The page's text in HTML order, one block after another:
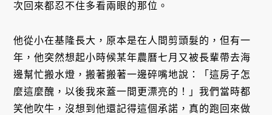
次回來都忍不住多看兩眼的那位。
他從小在基隆長大，原本是在人間剪頭髮的，但有一
年，他突然想起小時候某年農曆七月又被長輩帶去海
邊幫忙搬水燈，搬著搬著一邊碎嘴地說：「這房子怎
麼這麼醜，以後我來蓋一間更漂亮的！」我們當時都
笑他吹牛，沒想到他還記得這個承諾，真的跑回來做